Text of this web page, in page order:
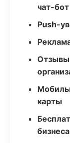
чат-бот
Push-
Отзывы
карты
бизнеса